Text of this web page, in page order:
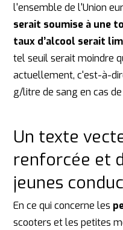
l'ensemble de l'Union
serait soumise à une
taux d’alcool serait
tel seuil serait moindre
actuellement, c'est-à-
g/litre de sang en cas
Un texte
renforcée et
jeunes
En ce qui concerne les
scooters et les petites